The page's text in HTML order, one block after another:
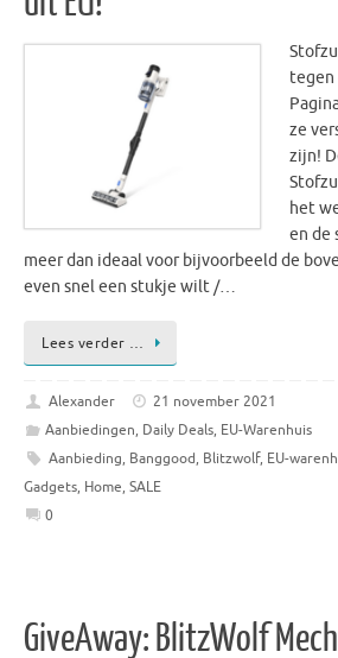
tegen
ze
zijn!
het
en de
meer dan ideaal voor bijvoorbeeld de
even snel een stukje wilt /…
Lees verder …
Alexander
21 november 2021
Aanbiedingen, Daily Deals, EU-Warenhuis
Aanbieding, Banggood, Blitzwolf, EU-
Gadgets, Home, SALE
0
GiveAway: BlitzWolf